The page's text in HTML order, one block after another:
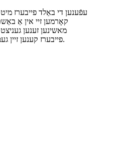
עפֿענען די באַלד פייבערז
קאָרמען זיי אין אַ
מאשינען זענען
פייבערז קענען זיין געמישט אין פּראָפּאָרציע.